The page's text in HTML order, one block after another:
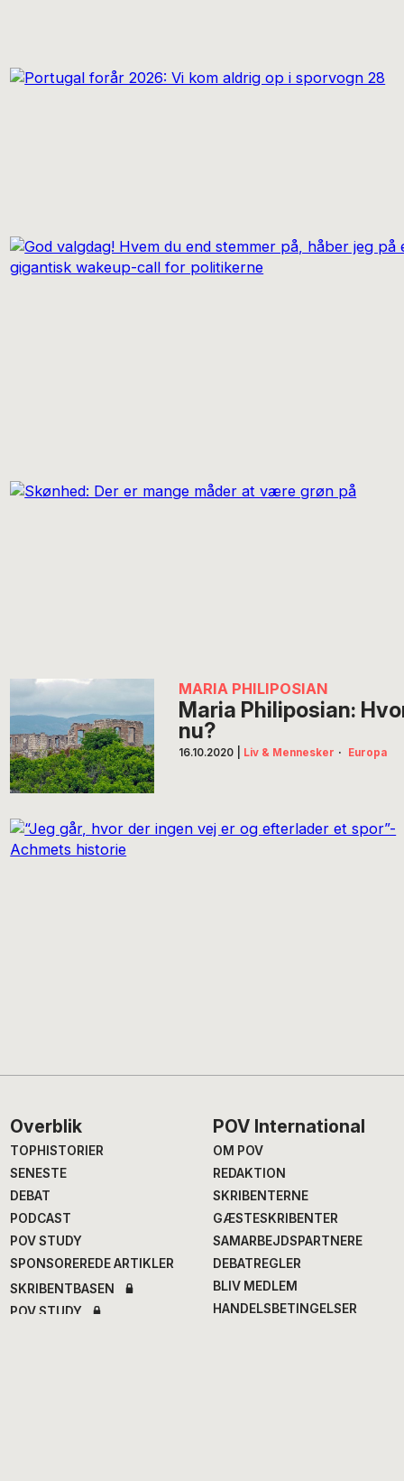
MARIA PHILIPOSIAN
Maria Philiposian:
nu?
16.10.2020 Liv & Mennesker · Europa
Footer
Overblik
TOPHISTORIER
SENESTE
DEBAT
PODCAST
POV STUDY
SPONSOREREDE ARTIKLER
SKRIBENTBASEN
POV STUDY
POV International
OM POV
REDAKTION
SKRIBENTERNE
GÆSTESKRIBENTER
SAMARBEJDSPARTNERE
DEBATREGLER
BLIV MEDLEM
HANDELSBETINGELSER